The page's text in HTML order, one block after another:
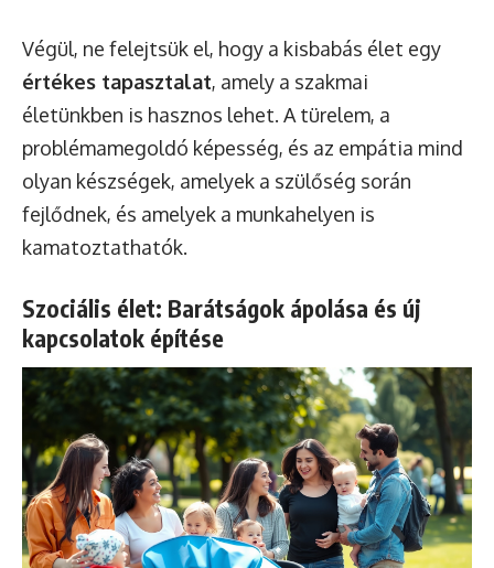
Végül, ne felejtsük el, hogy a kisbabás élet egy
értékes tapasztalat, amely a szakmai
életünkben is hasznos lehet. A türelem, a
problémamegoldó képesség, és az empátia mind
olyan készségek, amelyek a szülőség során
fejlődnek, és amelyek a munkahelyen is
kamatoztathatók.
Szociális élet: Barátságok ápolása és új
kapcsolatok építése